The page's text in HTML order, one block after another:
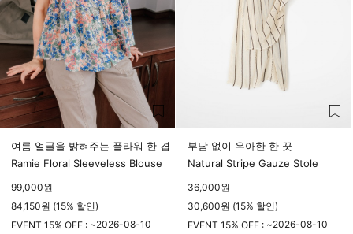
여름 얼굴을 밝혀주는 플라워 한 겹
Ramie Floral Sleeveless Blouse
99,000원
84,150원 (15% 할인)
EVENT 15% OFF : ~2026-08-10
부담 없이 우아한 한 끗
Natural Stripe Gauze Stole
36,000원
30,600원 (15% 할인)
EVENT 15% OFF : ~2026-08-10